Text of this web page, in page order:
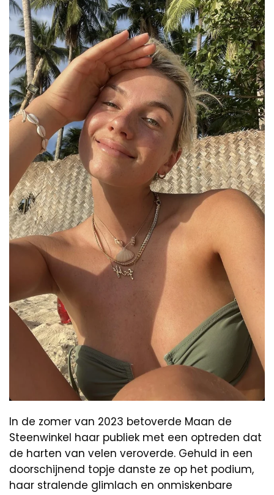
In de zomer van 2023 betoverde Maan de
Steenwinkel haar publiek met een optreden dat
de harten van velen veroverde. Gehuld in een
doorschijnend topje danste ze op het podium,
haar stralende glimlach en onmiskenbare